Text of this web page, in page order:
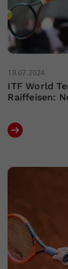
19.07.2024
ITF World
Raiffeisen: